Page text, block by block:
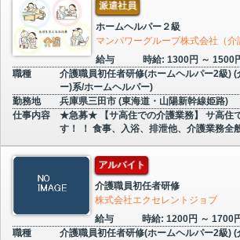
派遣社員
ホームヘルパー２級
マンパワーグループ株式会社（介
給与
時給: 1300円 ～ 1500
職種
介護職員初任者研修(ホームヘルパー2級) (
ー)系/ホームヘルパー)
勤務地
兵庫県三田市 (東海道・山陽新幹線姫路)
仕事内容
★急募★ 【サ高住での介護業務】 サ高住
す！ ！ 食事、入浴、排泄他、介護業務全
アルバイト
介護職員初任者研修
株式会社エクセレントジョブ
給与
時給: 1200円 ～ 1700
職種
介護職員初任者研修(ホームヘルパー2級) (